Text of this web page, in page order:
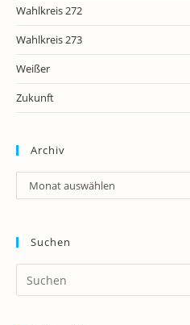
Wahlkreis 272
Wahlkreis 273
Weißer
Zukunft
Archiv
Archiv
Monat auswählen
Suchen